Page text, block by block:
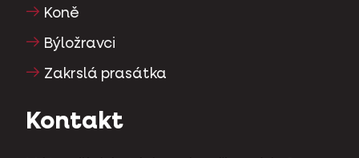
Koně
Býložravci
Zakrslá prasátka
Kontakt